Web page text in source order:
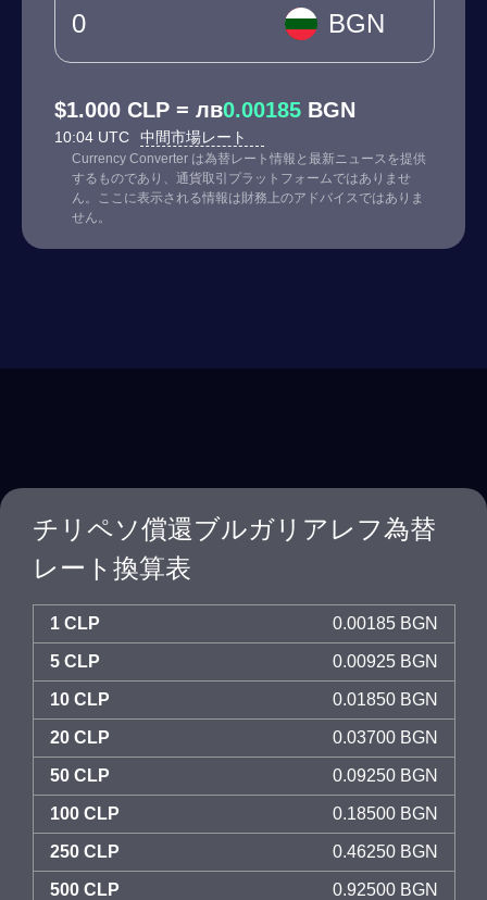
BGN
$1.000 CLP = лв0.00185 BGN
10:04 UTC 中間市場レート
Currency Converter は為替レート情報と最新ニュースを提供
するものであり、通貨取引プラットフォームではありませ
ん。ここに表示される情報は財務上のアドバイスではありま
せん。
チリペソ償還ブルガリアレフ為替
レート換算表
1 CLP 0.00185 BGN
5 CLP 0.00925 BGN
10 CLP 0.01850 BGN
20 CLP 0.03700 BGN
50 CLP 0.09250 BGN
100 CLP 0.18500 BGN
250 CLP 0.46250 BGN
500 CLP 0.92500 BGN